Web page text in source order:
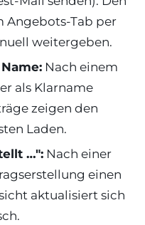
Angebots-Tab per
weitergeben.
Nach einem
als Klarname
zeigen den
Laden.
…": Nach einer
einen
aktualisiert sich